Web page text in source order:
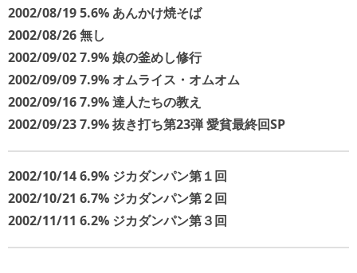
2002/08/19 5.6% あんかけ焼そば
2002/08/26 無し
2002/09/02 7.9% 娘の釜めし修行
2002/09/09 7.9% オムライス・オムオム
2002/09/16 7.9% 達人たちの教え
2002/09/23 7.9% 抜き打ち第23弾 愛貧最終回SP
2002/10/14 6.9% ジカダンパン第１回
2002/10/21 6.7% ジカダンパン第２回
2002/11/11 6.2% ジカダンパン第３回